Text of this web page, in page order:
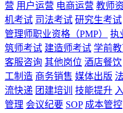
营 用户运营 电商运营 教师
机考试 司法考试 研究生考试
管理师职业资格（PMP）
执
筑师考试 建造师考试 学前
客服咨询 其他岗位 酒店餐饮
工制造 商务销售 媒体出版
流快递 团建培训 技能提升
管理 会议纪要 SOP 成本管控